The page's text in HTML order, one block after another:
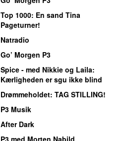
Top 1000: En sand Tina
Pageturner!
Natradio
Go’ Morgen P3
Spice - med Nikkie og Laila:
Kærligheden er sgu ikke blind
Drømmeholdet: TAG STILLING!
P3 Musik
After Dark
P3 med Morten Nabild